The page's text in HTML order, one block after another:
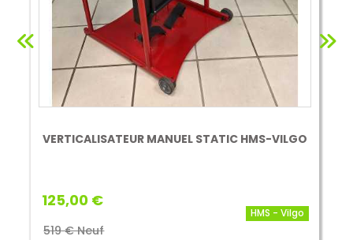
VERTICALISATEUR MANUEL STATIC HMS-VILGO
125,00 €
519 € Neuf
HMS - Vilgo